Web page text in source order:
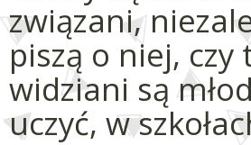
związani,
piszą o niej,
widziani są
uczyć, w